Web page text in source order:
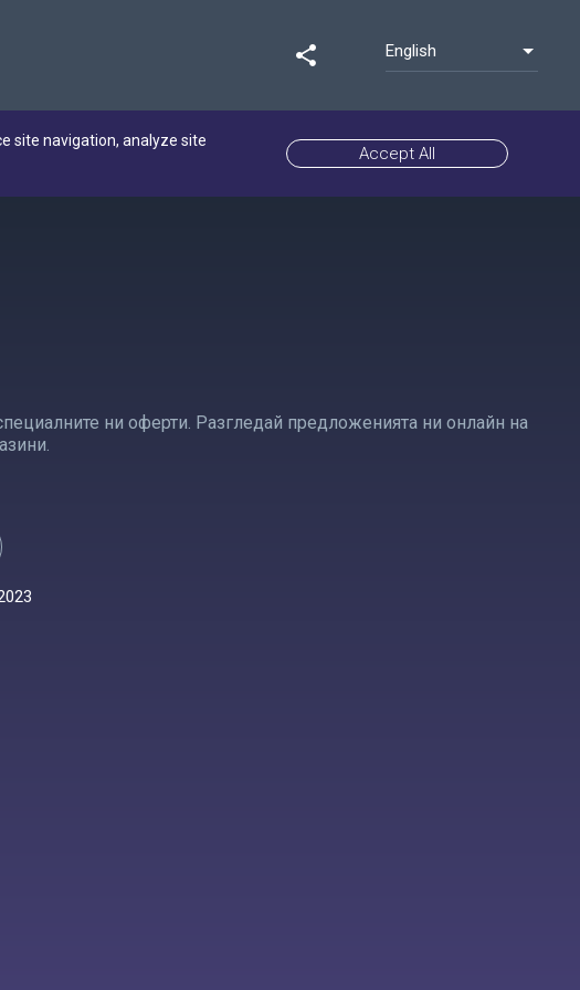
share English
site navigation, analyze site
Accept All
ни оферти. Разгледай предложенията ни онлайн на